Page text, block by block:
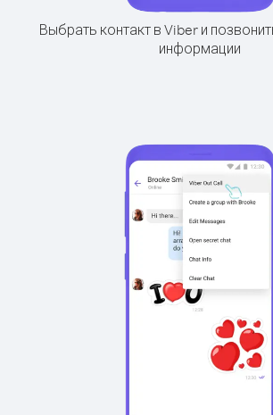
Выбрать контакт в Viber и
информации